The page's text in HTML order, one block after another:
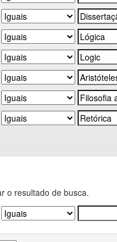
o resultado de busca.